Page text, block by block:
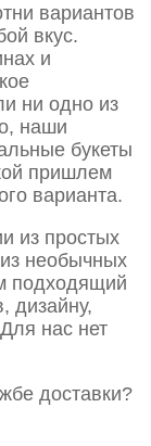
вариантов
вкус.
и
ни одно из
наши
букеты
пришлем
варианта.
из простых
необычных
подходящий
дизайну,
нас нет
доставки?